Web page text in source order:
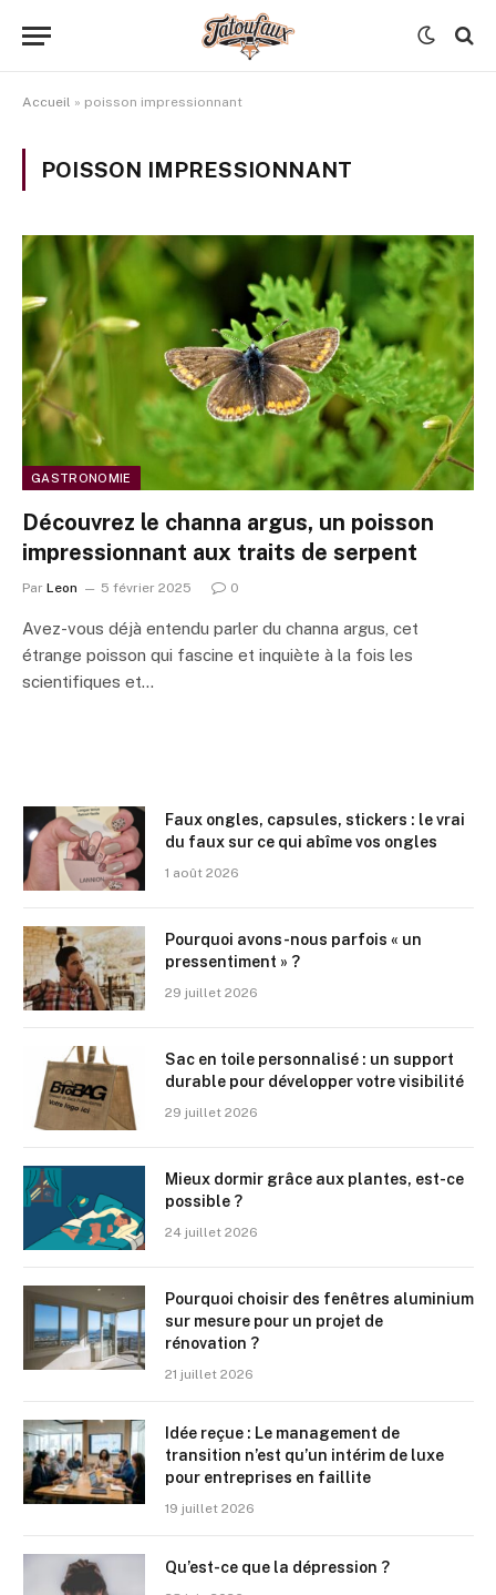
Accueil » poisson impressionnant
POISSON IMPRESSIONNANT
GASTRONOMIE
Découvrez le channa argus, un poisson
impressionnant aux traits de serpent
Par Leon 5 février 2025 0
Avez-vous déjà entendu parler du channa argus, cet
étrange poisson qui fascine et inquiète à la fois les
scientifiques et…
Faux ongles, capsules, stickers : le vrai
du faux sur ce qui abîme vos ongles
1 août 2026
Pourquoi avons-nous parfois « un
pressentiment » ?
29 juillet 2026
Sac en toile personnalisé : un support
durable pour développer votre visibilité
29 juillet 2026
Mieux dormir grâce aux plantes, est-ce
possible ?
24 juillet 2026
Pourquoi choisir des fenêtres aluminium
sur mesure pour un projet de
rénovation ?
21 juillet 2026
Idée reçue : Le management de
transition n’est qu’un intérim de luxe
pour entreprises en faillite
19 juillet 2026
Qu’est-ce que la dépression ?